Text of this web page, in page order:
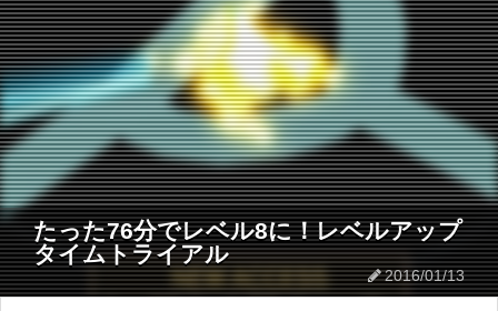
たった76分でレベル8に！レベルアップ
タイムトライアル
2016/01/13